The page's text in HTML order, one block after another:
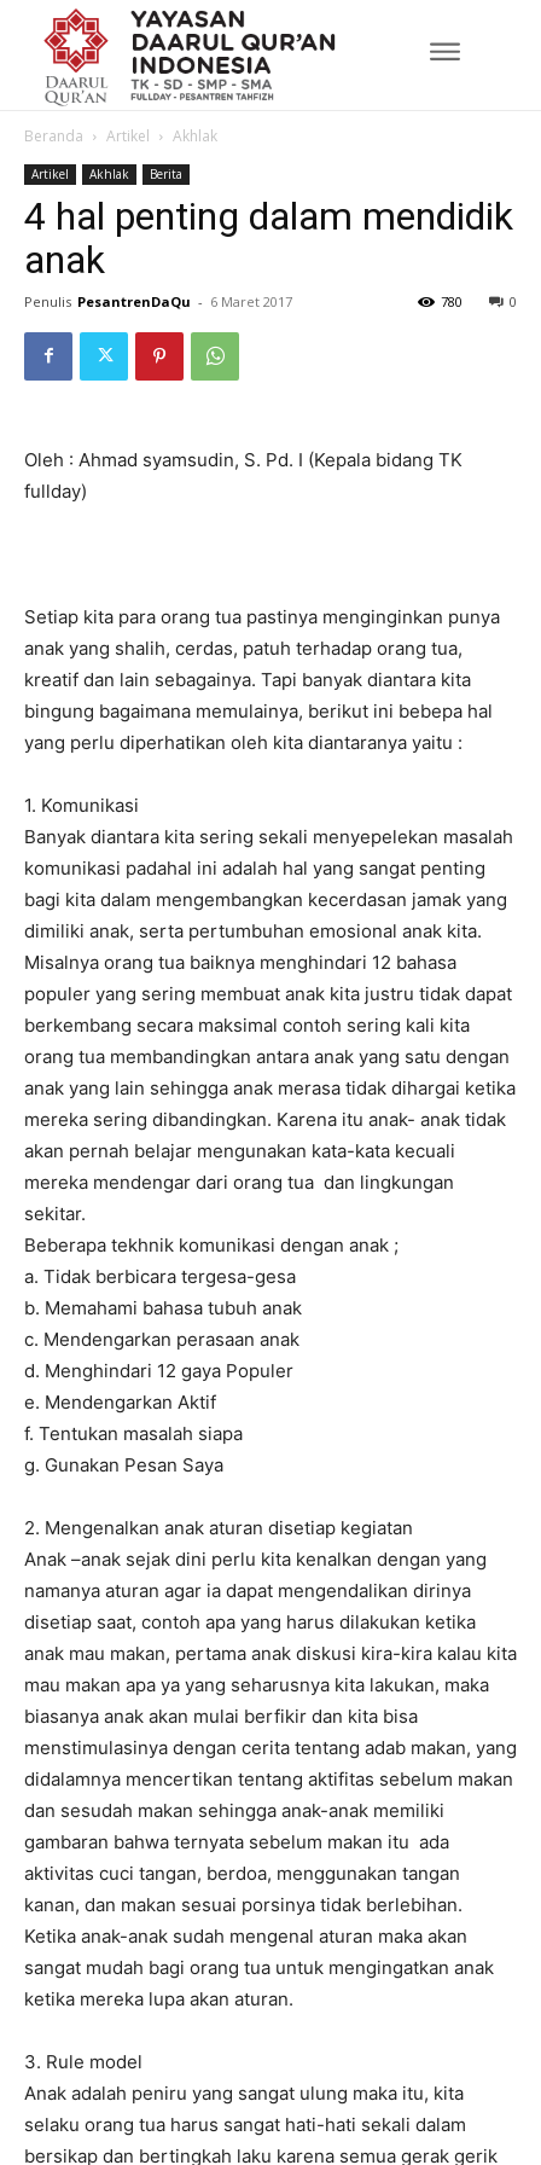
Beranda Artikel Akhlak
Artikel Akhlak Berita
4 hal penting dalam mendidik
anak
Penulis PesantrenDaQu - 6 Maret 2017 0
780
Oleh : Ahmad syamsudin, S. Pd. I (Kepala bidang TK
fullday)
Setiap kita para orang tua pastinya menginginkan punya
anak yang shalih, cerdas, patuh terhadap orang tua,
kreatif dan lain sebagainya. Tapi banyak diantara kita
bingung bagaimana memulainya, berikut ini bebepa hal
yang perlu diperhatikan oleh kita diantaranya yaitu :
1. Komunikasi
Banyak diantara kita sering sekali menyepelekan masalah
komunikasi padahal ini adalah hal yang sangat penting
bagi kita dalam mengembangkan kecerdasan jamak yang
dimiliki anak, serta pertumbuhan emosional anak kita.
Misalnya orang tua baiknya menghindari 12 bahasa
populer yang sering membuat anak kita justru tidak dapat
berkembang secara maksimal contoh sering kali kita
orang tua membandingkan antara anak yang satu dengan
anak yang lain sehingga anak merasa tidak dihargai ketika
mereka sering dibandingkan. Karena itu anak- anak tidak
akan pernah belajar mengunakan kata-kata kecuali
mereka mendengar dari orang tua dan lingkungan
sekitar.
Beberapa tekhnik komunikasi dengan anak ;
a. Tidak berbicara tergesa-gesa
b. Memahami bahasa tubuh anak
c. Mendengarkan perasaan anak
d. Menghindari 12 gaya Populer
e. Mendengarkan Aktif
f. Tentukan masalah siapa
g. Gunakan Pesan Saya
2. Mengenalkan anak aturan disetiap kegiatan
Anak –anak sejak dini perlu kita kenalkan dengan yang
namanya aturan agar ia dapat mengendalikan dirinya
disetiap saat, contoh apa yang harus dilakukan ketika
anak mau makan, pertama anak diskusi kira-kira kalau kita
mau makan apa ya yang seharusnya kita lakukan, maka
biasanya anak akan mulai berfikir dan kita bisa
menstimulasinya dengan cerita tentang adab makan, yang
didalamnya mencertikan tentang aktifitas sebelum makan
dan sesudah makan sehingga anak-anak memiliki
gambaran bahwa ternyata sebelum makan itu ada
aktivitas cuci tangan, berdoa, menggunakan tangan
kanan, dan makan sesuai porsinya tidak berlebihan.
Ketika anak-anak sudah mengenal aturan maka akan
sangat mudah bagi orang tua untuk mengingatkan anak
ketika mereka lupa akan aturan.
3. Rule model
Anak adalah peniru yang sangat ulung maka itu, kita
selaku orang tua harus sangat hati-hati sekali dalam
bersikap dan bertingkah laku karena semua gerak gerik